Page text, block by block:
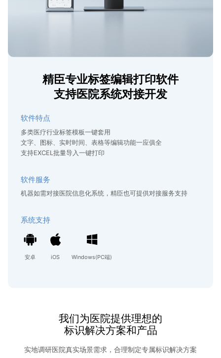
精臣专业标签编辑打印软件
支持医院系统对接开发
软件特点
多类医疗行业标签模板一键套用
文字、图标、实时时间、表格等编辑功能一应俱全
支持EXCEL批量导入一键打印
软件服务
机器如需对接医院信息化系统，精臣也可提供对接服务支持
系统支持
安卓 iOS Windows(PC端)
我们为医院提供理想的
标识解决方案和产品
实地调研医院真实场景需求，合理制定专属标识解决方案